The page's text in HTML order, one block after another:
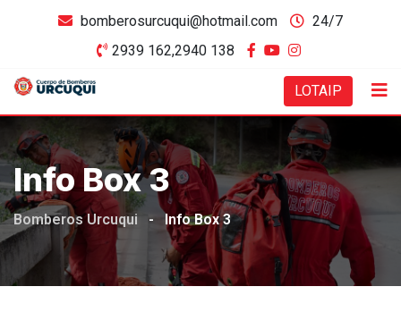
bomberosurcuqui@hotmail.com
24/7
2939 162,2940 138
LOTAIP
Info Box 3
Bomberos Urcuqui - Info Box 3